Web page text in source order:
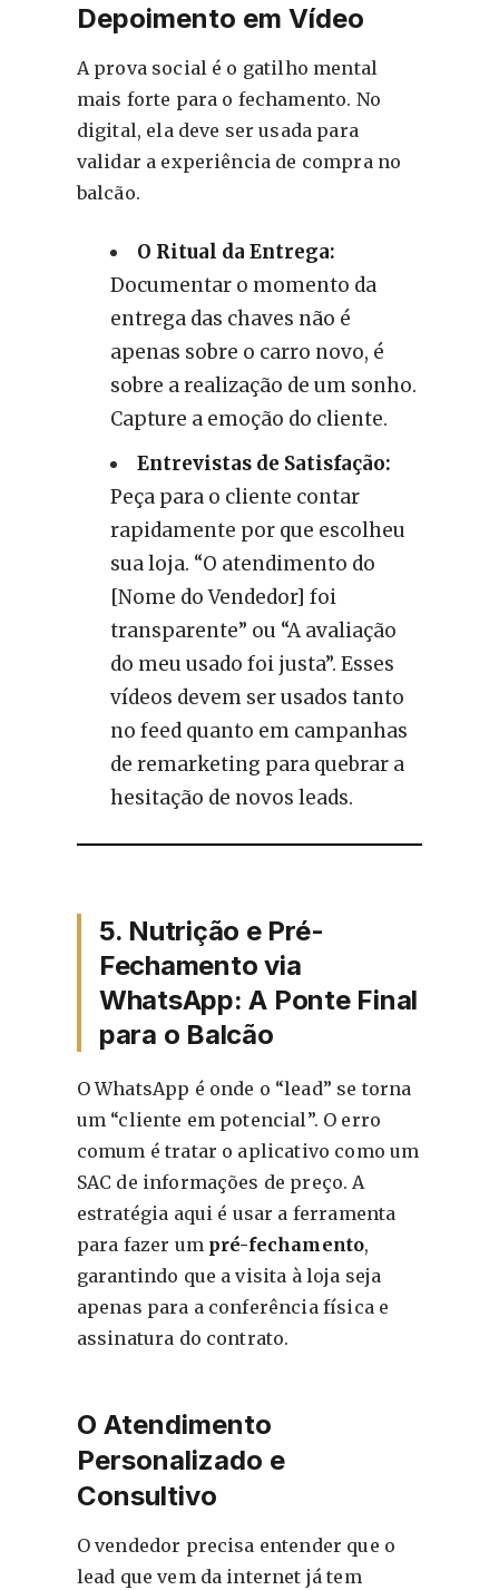
Depoimento em Vídeo
A prova social é o gatilho mental
mais forte para o fechamento. No
digital, ela deve ser usada para
validar a experiência de compra no
balcão.
O Ritual da Entrega:
Documentar o momento da
entrega das chaves não é
apenas sobre o carro novo, é
sobre a realização de um sonho.
Capture a emoção do cliente.
Entrevistas de Satisfação:
Peça para o cliente contar
rapidamente por que escolheu
sua loja. “O atendimento do
[Nome do Vendedor] foi
transparente” ou “A avaliação
do meu usado foi justa”. Esses
vídeos devem ser usados tanto
no feed quanto em campanhas
de remarketing para quebrar a
hesitação de novos leads.
5. Nutrição e Pré-
Fechamento via
WhatsApp: A Ponte Final
para o Balcão
O WhatsApp é onde o “lead” se torna
um “cliente em potencial”. O erro
comum é tratar o aplicativo como um
SAC de informações de preço. A
estratégia aqui é usar a ferramenta
para fazer um pré-fechamento,
garantindo que a visita à loja seja
apenas para a conferência física e
assinatura do contrato.
O Atendimento
Personalizado e
Consultivo
O vendedor precisa entender que o
lead que vem da internet já tem